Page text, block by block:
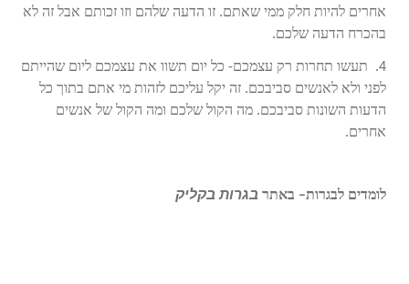
אחרים להיות חלק ממי שאתם. זו הדעה שלהם וזו זכותם אבל זה לא
בהכרח הדעה שלכם.
4.
תעשו תחרות רק עצמכם- כל יום תשוו את עצמכם ליום שהייתם
לפני ולא לאנשים סביבכם. זה יקל עליכם לזהות מי אתם בתוך כל
הדעות השונות סביבכם. מה הקול שלכם ומה הקול של אנשים
אחרים.
לומדים לבגרות– באתר בגרות בקליק